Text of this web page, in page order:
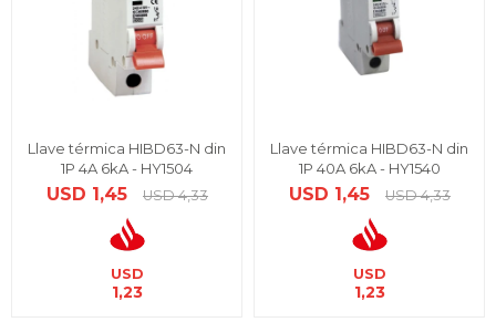
Llave térmica HIBD63-N din
1P 4A 6kA - HY1504
USD 1,45 USD 4,33
USD
1,23
Llave térmica HIBD63-N din
1P 40A 6kA - HY1540
USD 1,45 USD 4,33
USD
1,23